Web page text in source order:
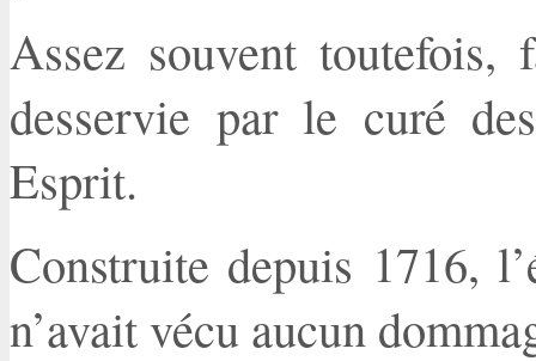
Assez souvent toutefois,
desservie par le curé
Esprit.
Construite depuis 1716,
n’avait vécu aucun